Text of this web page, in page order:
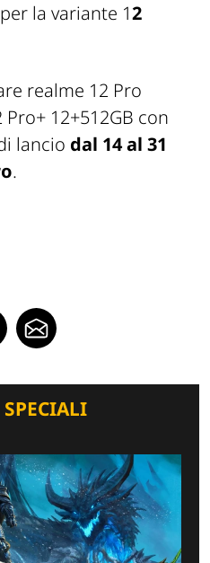
la variante 12
realme 12 Pro
12+512GB con
lancio dal 14 al 31
.